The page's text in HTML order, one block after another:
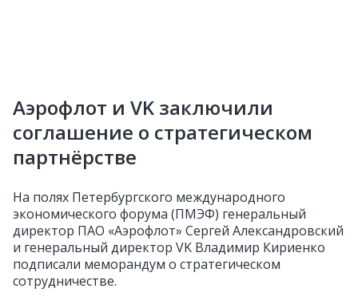
Аэрофлот и VK заключили
соглашение о стратегическом
партнёрстве
На полях Петербургского международного
экономического форума (ПМЭФ) генеральный
директор ПАО «Аэрофлот» Сергей Александровский
и генеральный директор VK Владимир Кириенко
подписали меморандум о стратегическом
сотрудничестве.